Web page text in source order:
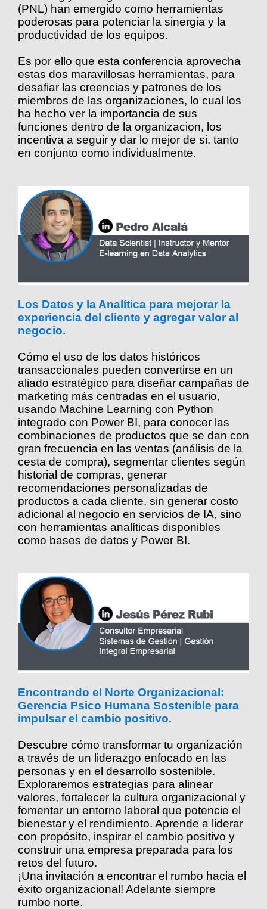
(PNL) han emergido como herramientas
poderosas para potenciar la sinergia y la
productividad de los equipos.
Es por ello que esta conferencia aprovecha
estas dos maravillosas herramientas, para
desafiar las creencias y patrones de los
miembros de las organizaciones, lo cual los
ha hecho ver la importancia de sus
funciones dentro de la organizacion, los
incentiva a seguir y dar lo mejor de si, tanto
en conjunto como individualmente.
Los Datos y la Analítica para mejorar la
experiencia del cliente y agregar valor al
negocio.
Cómo el uso de los datos históricos
transaccionales pueden convertirse en un
aliado estratégico para diseñar campañas de
marketing más centradas en el usuario,
usando Machine Learning con Python
integrado con Power BI, para conocer las
combinaciones de productos que se dan con
gran frecuencia en las ventas (análisis de la
cesta de compra), segmentar clientes según
historial de compras, generar
recomendaciones personalizadas de
productos a cada cliente, sin generar costo
adicional al negocio en servicios de IA, sino
con herramientas analíticas disponibles
como bases de datos y Power BI.
Encontrando el Norte Organizacional:
Gerencia Psico Humana Sostenible para
impulsar el cambio positivo.
Descubre cómo transformar tu organización
a través de un liderazgo enfocado en las
personas y en el desarrollo sostenible.
Exploraremos estrategias para alinear
valores, fortalecer la cultura organizacional y
fomentar un entorno laboral que potencie el
bienestar y el rendimiento. Aprende a liderar
con propósito, inspirar el cambio positivo y
construir una empresa preparada para los
retos del futuro.
¡Una invitación a encontrar el rumbo hacia el
éxito organizacional! Adelante siempre
rumbo norte.